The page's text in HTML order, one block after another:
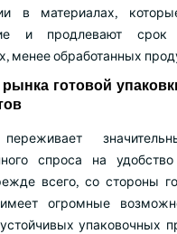
в материалах,
и продлевают срок
менее обработанных
готовой
спроса на
всего, со стороны
огромные
упаковочных